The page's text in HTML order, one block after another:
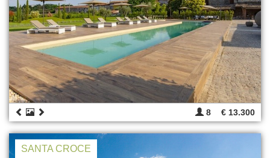
8 € 13.300
SANTA CROCE